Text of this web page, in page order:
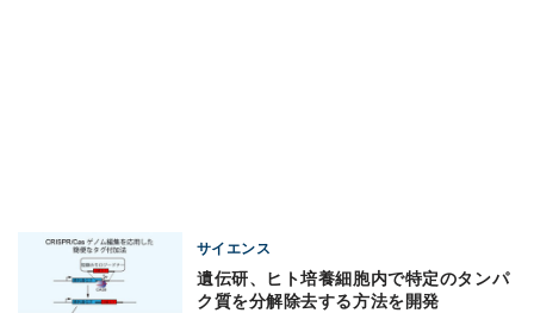
サイエンス
遺伝研、ヒト培養細胞内で特定のタンパ
ク質を分解除去する方法を開発